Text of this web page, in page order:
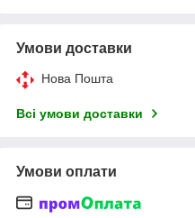
Умови доставки
Нова Пошта
Всі умови доставки
Умови оплати